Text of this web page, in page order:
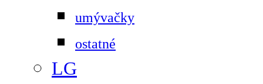
umývačky
ostatné
LG